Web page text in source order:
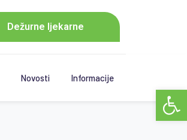
Dežurne ljekarne
Novosti Informacije